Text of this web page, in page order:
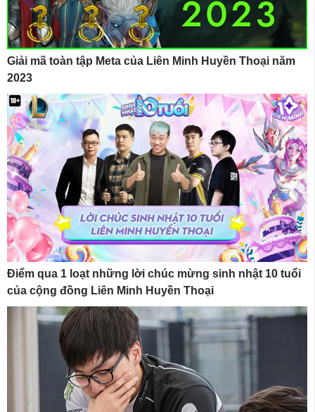
Giải mã toàn tập Meta của Liên Minh Huyền Thoại năm
2023
Điểm qua 1 loạt những lời chúc mừng sinh nhật 10 tuổi
của cộng đồng Liên Minh Huyền Thoại